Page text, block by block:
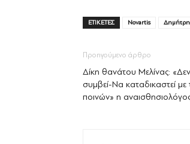
ΕΤΙΚΕΤΕΣ Novartis
Προηγούμενο άρθρο
Δίκη θανάτου Μελίνας: «Δεν
συμβεί-Να καταδικαστεί
ποινών» η